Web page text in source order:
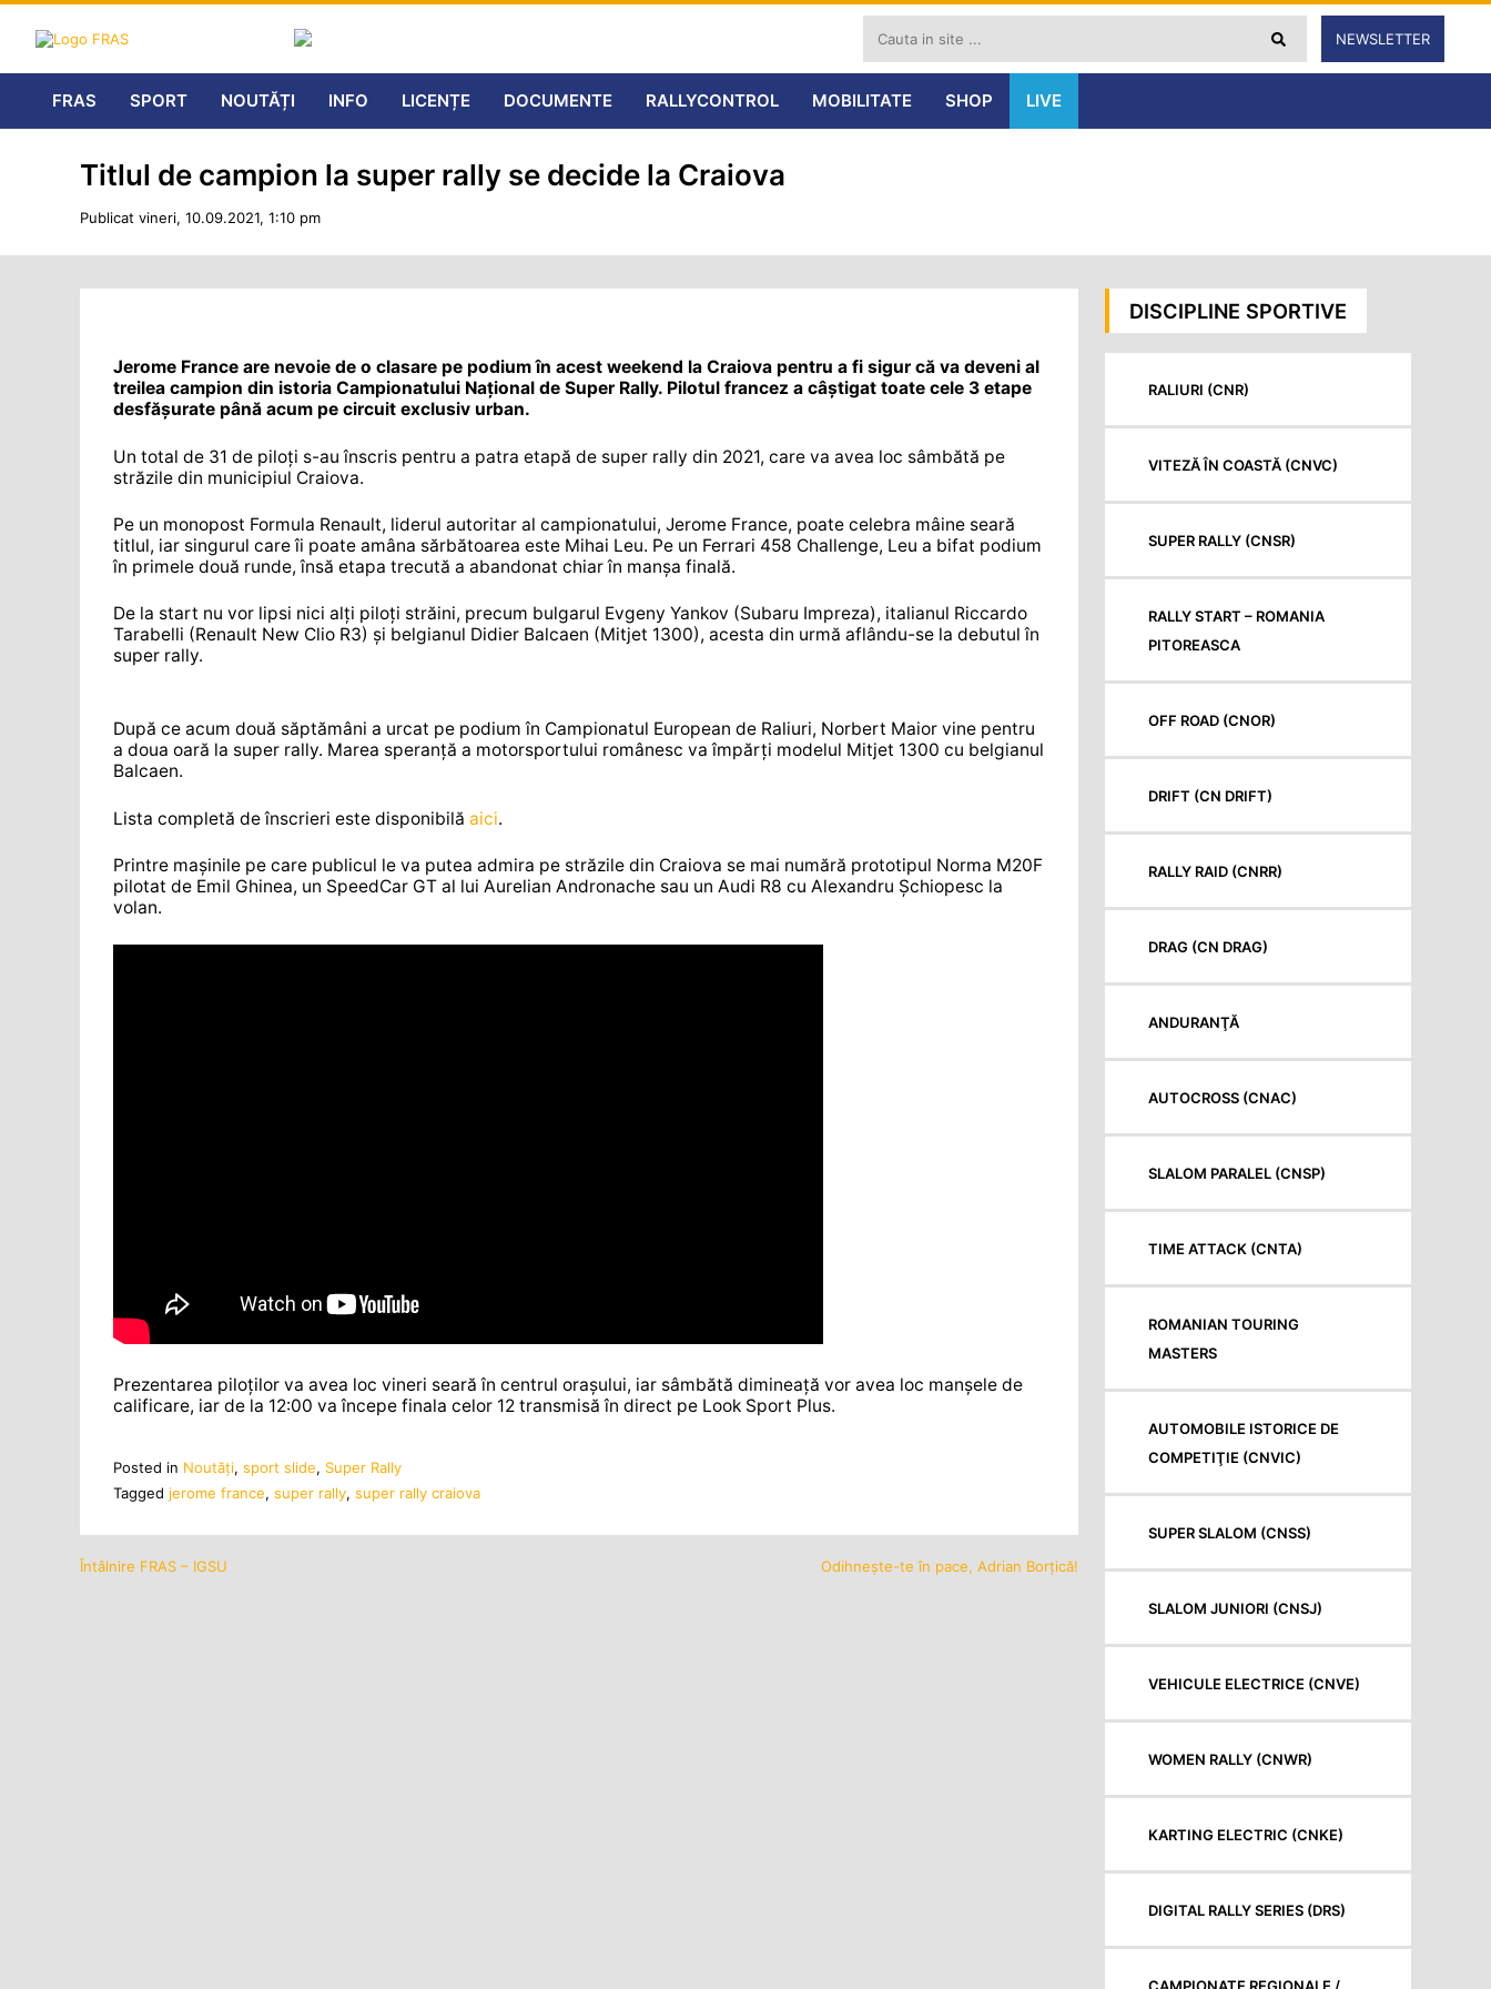
NEWSLETTER
FRAS SPORT NOUTĂȚI INFO LICENȚE DOCUMENTE RALLYCONTROL MOBILITATE SHOP LIVE
Titlul de campion la super rally se decide la Craiova
Publicat vineri, 10.09.2021, 1:10 pm
Jerome France are nevoie de o clasare pe podium în acest weekend la Craiova pentru a fi sigur că va deveni al
treilea campion din istoria Campionatului Național de Super Rally. Pilotul francez a câștigat toate cele 3 etape
desfășurate până acum pe circuit exclusiv urban.
Un total de 31 de piloți s-au înscris pentru a patra etapă de super rally din 2021, care va avea loc sâmbătă pe
străzile din municipiul Craiova.
Pe un monopost Formula Renault, liderul autoritar al campionatului, Jerome France, poate celebra mâine seară
titlul, iar singurul care îi poate amâna sărbătoarea este Mihai Leu. Pe un Ferrari 458 Challenge, Leu a bifat podium
în primele două runde, însă etapa trecută a abandonat chiar în manșa finală.
De la start nu vor lipsi nici alți piloți străini, precum bulgarul Evgeny Yankov (Subaru Impreza), italianul Riccardo
Tarabelli (Renault New Clio R3) și belgianul Didier Balcaen (Mitjet 1300), acesta din urmă aflându-se la debutul în
super rally.
După ce acum două săptămâni a urcat pe podium în Campionatul European de Raliuri, Norbert Maior vine pentru
a doua oară la super rally. Marea speranță a motorsportului românesc va împărți modelul Mitjet 1300 cu belgianul
Balcaen.
Lista completă de înscrieri este disponibilă aici.
Printre mașinile pe care publicul le va putea admira pe străzile din Craiova se mai numără prototipul Norma M20F
pilotat de Emil Ghinea, un SpeedCar GT al lui Aurelian Andronache sau un Audi R8 cu Alexandru Șchiopesc la
volan.
Prezentarea piloților va avea loc vineri seară în centrul orașului, iar sâmbătă dimineață vor avea loc manșele de
calificare, iar de la 12:00 va începe finala celor 12 transmisă în direct pe Look Sport Plus.
Posted in Noutăţi, sport slide, Super Rally
Tagged jerome france, super rally, super rally craiova
Navigare
Întâlnire FRAS – IGSU Odihnește-te în pace, Adrian Borțică!
DISCIPLINE SPORTIVE
RALIURI (CNR)
VITEZĂ ÎN COASTĂ (CNVC)
SUPER RALLY (CNSR)
RALLY START – ROMANIA
PITOREASCA
OFF ROAD (CNOR)
DRIFT (CN DRIFT)
RALLY RAID (CNRR)
DRAG (CN DRAG)
ANDURANŢĂ
AUTOCROSS (CNAC)
SLALOM PARALEL (CNSP)
TIME ATTACK (CNTA)
ROMANIAN TOURING
MASTERS
AUTOMOBILE ISTORICE DE
COMPETIŢIE (CNVIC)
SUPER SLALOM (CNSS)
SLALOM JUNIORI (CNSJ)
VEHICULE ELECTRICE (CNVE)
WOMEN RALLY (CNWR)
KARTING ELECTRIC (CNKE)
DIGITAL RALLY SERIES (DRS)